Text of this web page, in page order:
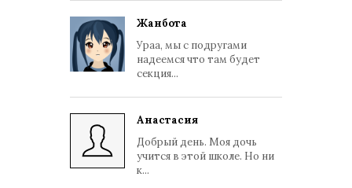
Жанбота
Ураа, мы с подругами
надеемся что там будет
секция...
Анастасия
Добрый день. Моя дочь
учится в этой школе. Но ни
к...